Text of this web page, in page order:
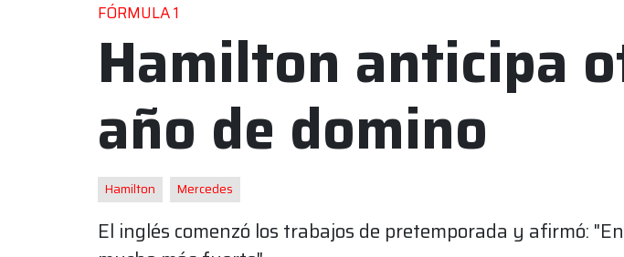
FÓRMULA 1
Hamilton anticipa
año de domino
Hamilton Mercedes
El inglés comenzó los trabajos de pretemporada y afirmó: